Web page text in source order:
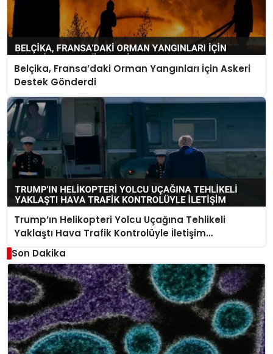
Belçika, Fransa’daki Orman Yangınları İçin Askeri
Destek Gönderdi
Trump’ın Helikopteri Yolcu Uçağına Tehlikeli
Yaklaştı Hava Trafik Kontrolüyle İletişim
Kurulamadı
Son Dakika